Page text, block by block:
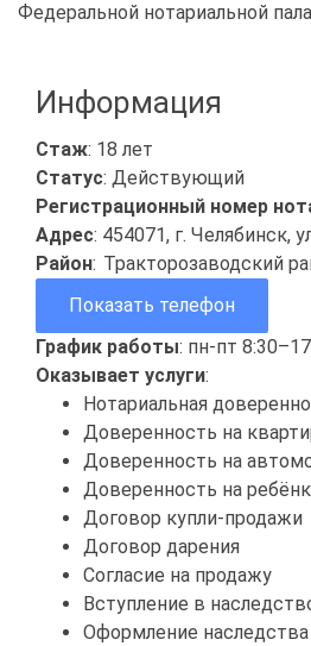
Федеральной нотариальной
Информация
Стаж: 18 лет
Статус: Действующий
Регистрационный номер
Адрес: 454071, г. Челябинск,
Район: Тракторозаводский
Показать телефон
График работы: пн-пт
Оказывает услуги:
Нотариальная
Доверенность на
Доверенность на
Доверенность на
Договор купли-продажи
Договор дарения
Согласие на продажу
Вступление в
Оформление наследства